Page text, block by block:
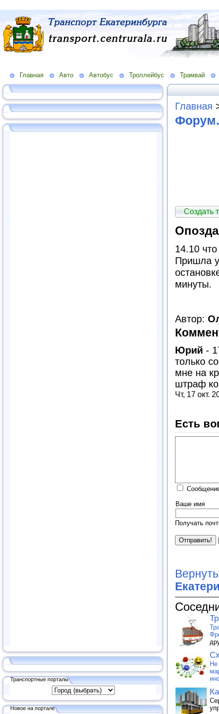
Главная Авто Автобус Троллейбус Трамвай
Транспортные порталы
Новое на портале
Главная
Создать
14.10
Пришла
минуты.
Автор:
Юрий -
только
мне на
штраф
Чт, 17 окт.
Есть
Ваше имя
Получать
Не